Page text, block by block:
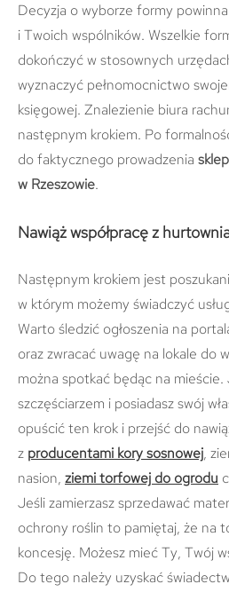
Decyzja o wyborze formy
i Twoich wspólników. Wszelkie
dokończyć w stosownych
wyznaczyć pełnomocnictwo
księgowej. Znalezienie biura
następnym krokiem. Po
do faktycznego prowadzenia
w Rzeszowie.
Nawiąż współpracę z
Następnym krokiem jest
w którym możemy świadczyć
Warto śledzić ogłoszenia na
oraz zwracać uwagę na lokale do
można spotkać będąc na mieście.
szczęściarzem i posiadasz swój
opuścić ten krok i przejść do
z producentami kory sosnowej,
nasion, ziemi torfowej do ogrodu
Jeśli zamierzasz sprzedawać
ochrony roślin to pamiętaj, że na
koncesję. Możesz mieć Ty, Twój
Do tego należy uzyskać